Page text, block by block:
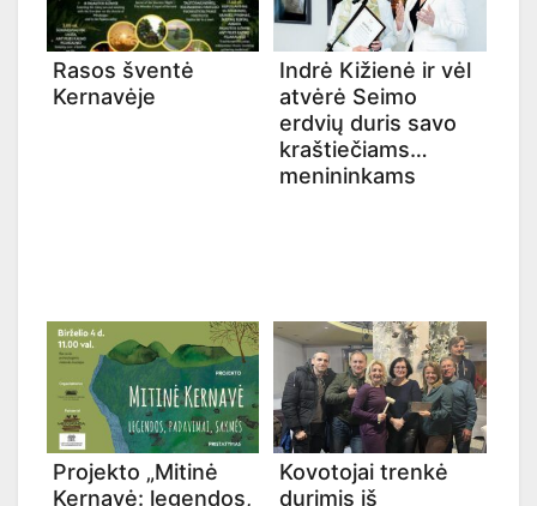
Rasos šventė
Kernavėje
Indrė Kižienė ir vėl
atvėrė Seimo
erdvių duris savo
kraštiečiams
menininkams
Projekto „Mitinė
Kernavė: legendos,
Kovotojai trenkė
durimis iš